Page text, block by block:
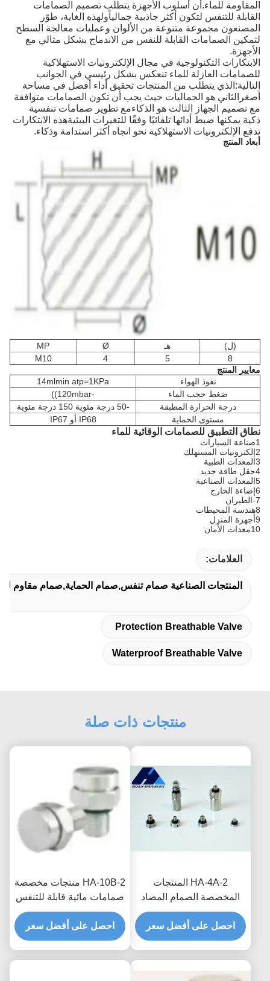
المقاومة للماء.أن أسلوب الأجهزة يتطلب تصميم الصمامات
القابلة للتنفس لتكون أكثر جاذبية جمالياًولهذه الغاية، طوّر
المصنعون مجموعة متنوعة من الألوان وعمليات معالجة السطح
لتمكين الصمامات القابلة للنفس من الاندماج بشكل مثالي مع
الأجهزة.
الابتكارات التكنولوجية في مجال الإلكترونيات الاستهلاكية
للصمامات العازلة للماء تنعكس بشكل رئيسي في الجوانب
التالية:الذي يتطلب من المنتجات تحقيق أداء أفضل في مساحة
أصغرالثاني هو الجماليات حيث يجب أن تكون الصمامات متوافقة
مع تصميم الجهاز الثالث هو الذكاءمع تطوير صمامات تنفسية
ذكية يمكنها ضبط أدائها تلقائيًا وفقًا للتغيرات البيئيةهذه الابتكارات
تدفع الإلكترونيات الاستهلاكية نحو اتجاه أكثر استدامة وذكاء.
أبعاد المنتج
(ل) هـ Ø
MP
8
5
4
M10
معايير المنتج
نفوذ الهواء
14mlmin atp=1KPa
ضغط حجب الماء
درجة الحرارة المطبقة
مستوى الحماية
IP68 أو IP67
نطاق التطبيق للصمامات الوقائية للماء
4حقل طاقة جديد
5المعدات الصناعية
10معدات الأمان
العلامات:
المنتجات الصناعية صمام تنفس,صمام الحماية,صمام مقاوم
Protection Breathable Valve
Waterproof Breathable Valve
منتجات ذات صلة
HA-4A-2 المنتجات
المخصصة الصمام المضاد
للماء القابل للتنفس لصندوق
التوزيع العزل المائي وحماية
الرطوبة
احصل على أفضل سعر
HA-10B-2 منتجات مخصصة
صمامات مائية قابلة للتنفس
لتحسين الموثوقية وعمر
الخدمة في أنظمة الطاقة
الجديدة
احصل على أفضل سعر